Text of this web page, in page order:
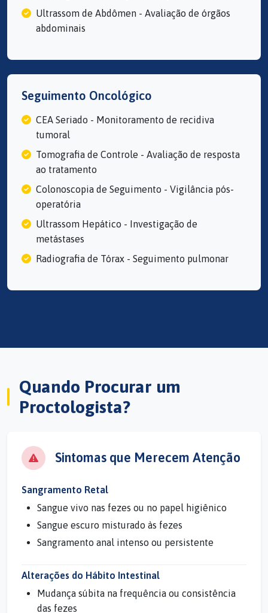
Ultrassom de Abdômen - Avaliação de órgãos
abdominais
Seguimento Oncológico
CEA Seriado - Monitoramento de recidiva
tumoral
Tomografia de Controle - Avaliação de resposta
ao tratamento
Colonoscopia de Seguimento - Vigilância pós-
operatória
Ultrassom Hepático - Investigação de
metástases
Radiografia de Tórax - Seguimento pulmonar
Quando Procurar um
Proctologista?
Sintomas que Merecem Atenção
Sangramento Retal
Sangue vivo nas fezes ou no papel higiênico
Sangue escuro misturado às fezes
Sangramento anal intenso ou persistente
Alterações do Hábito Intestinal
Mudança súbita na frequência ou consistência
das fezes